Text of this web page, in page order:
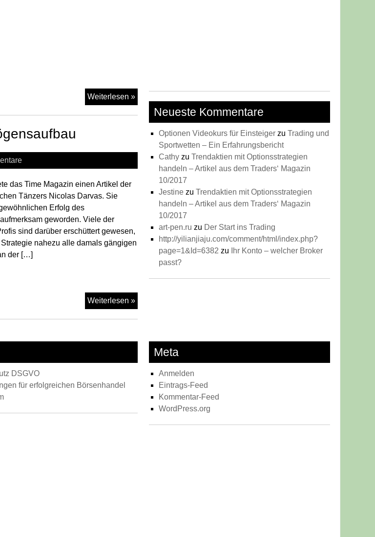
Weiterlesen »Zehn
interessante
Finanzen
und
Geldanlage
das Time Magazin einen Artikel der
Tänzers Nicolas Darvas. Sie
Erfolg des
geworden. Viele der
sind darüber erschüttert gewesen,
nahezu alle damals gängigen
der […]
Weiterlesen »Die
Darvas
Zeitloser
Vermögensaufbau
Neueste Kommentare
Optionen Videokurs für Einsteigerzu Trading und
Sportwetten – Ein Erfahrungsbericht
Cathyzu Trendaktien mit Optionsstrategien
handeln – Artikel aus dem Traders‘ Magazin
10/2017
Jestinezu Trendaktien mit Optionsstrategien
handeln – Artikel aus dem Traders‘ Magazin
10/2017
art-pen.ru zu Der Start ins Trading
http://yilianjiaju.com/comment/html/index.php?
page=1&Id=6382 zu
Ihr Konto – welcher Broker
passt?
DSGVO
für erfolgreichen Börsenhandel
Meta
Anmelden
Eintrags-Feed
Kommentar-Feed
WordPress.org